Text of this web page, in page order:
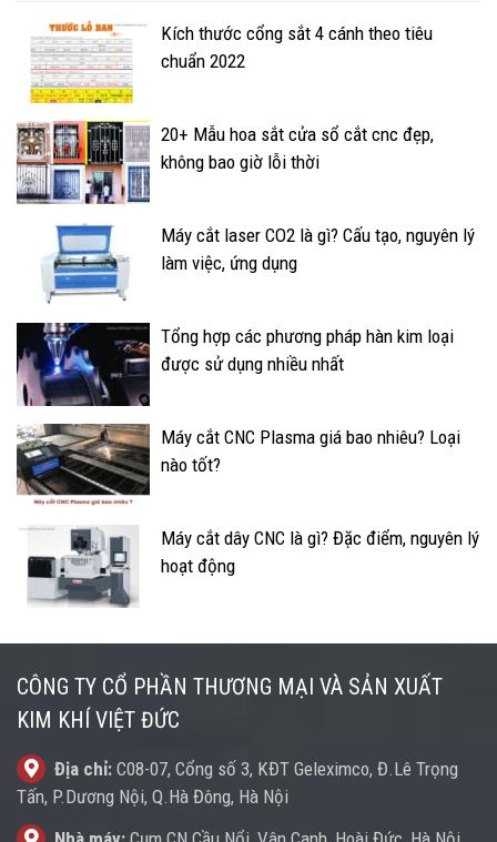
Kích thước cổng sắt 4 cánh theo tiêu
chuẩn 2022
20+ Mẫu hoa sắt cửa sổ cắt cnc đẹp,
không bao giờ lỗi thời
Máy cắt laser CO2 là gì? Cấu tạo, nguyên lý
làm việc, ứng dụng
Tổng hợp các phương pháp hàn kim loại
được sử dụng nhiều nhất
Máy cắt CNC Plasma giá bao nhiêu? Loại
nào tốt?
Máy cắt dây CNC là gì? Đặc điểm, nguyên lý
hoạt động
CÔNG TY CỔ PHẦN THƯƠNG MẠI VÀ SẢN XUẤT
KIM KHÍ VIỆT ĐỨC
Địa chỉ: C08-07, Cổng số 3, KĐT Geleximco, Đ.Lê Trọng
Tấn, P.Dương Nội, Q.Hà Đông, Hà Nội